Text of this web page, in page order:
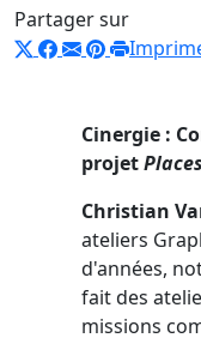
Partager sur
Cinergie :
projet
Christian
ateliers
d'années,
fait des
missions